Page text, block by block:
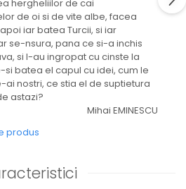
hergheliilor de cai
de oi si de vite albe, facea
iar batea Turcii, si iar
se-nsura, pana ce si-a inchis
si l-au ingropat cu cinste la
si batea el capul cu idei, cum le
nostri, ce stia el de suptietura
astazi?
Mihai EMINESCU
produs